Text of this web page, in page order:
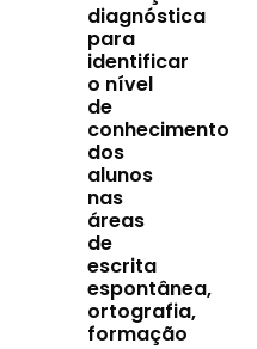
diagnóstica
para
identificar
o nível
de
conhecimento
dos
alunos
nas
áreas
de
escrita
espontânea,
ortografia,
formação